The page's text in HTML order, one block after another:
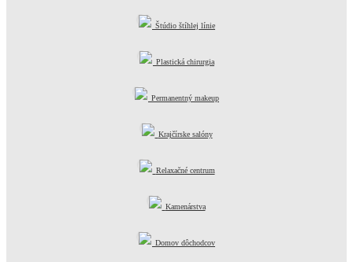
Štúdio štíhlej línie
Plastická chirurgia
Permanentný makeup
Krajčírske salóny
Relaxačné centrum
Kamenárstva
Domov dôchodcov